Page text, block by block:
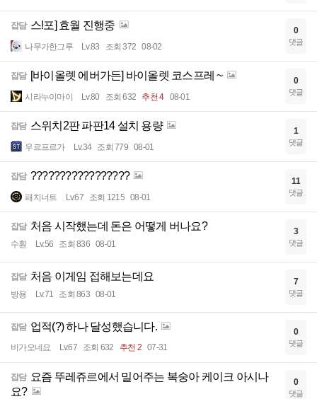
잡담 스!포] 효월 진행중
나무가한그루 Lv.83 조회 372 08-02
0
댓글
잡담 [바이올렛 에버가든] 바이올렛 코스프레 ~
시라누이마이 Lv.80 조회 632 추천 4 08-01
0
댓글
잡담 스위치2판 파판14 설치 용량
우르프르가 Lv.34 조회 779 08-01
1
댓글
잡담 ?????????????????
패치너트 Lv.67 조회 1215 08-01
11
댓글
잡담 처음 시작했는데 돈은 어떻게 버나요?
수훤 Lv.56 조회 836 08-01
3
댓글
잡담 처음 이게임 접해보는데요
방용 Lv.71 조회 863 08-01
7
댓글
잡담 업적(?) 하나 달성했습니다.
비가오네요 Lv.67 조회 632 추천 2 07-31
0
댓글
잡담 요즘 뚜레쥬르에서 밀어주는 복숭아 케이크 아시나
요?
0
댓글